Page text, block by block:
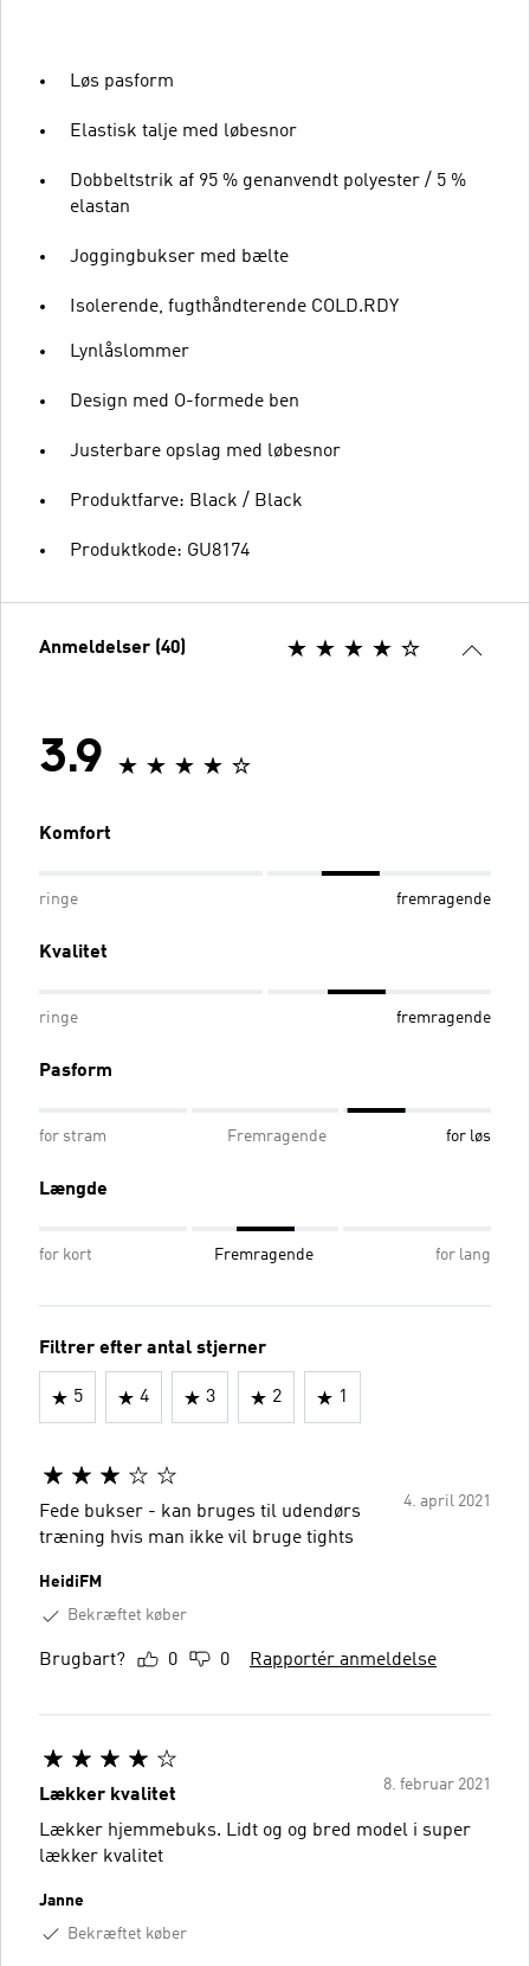
Løs pasform
Elastisk talje med løbesnor
Dobbeltstrik af 95 % genanvendt polyester / 5 %
elastan
Joggingbukser med bælte
Isolerende, fugthåndterende COLD.RDY
Lynlåslommer
Design med O-formede ben
Justerbare opslag med løbesnor
Produktfarve: Black / Black
Produktkode: GU8174
Anmeldelser (40)
3.9
Komfort
ringe fremragende
Kvalitet
ringe fremragende
Pasform
for stram Fremragende for løs
Længde
for kort Fremragende for lang
Filtrer efter antal stjerner
5 4 3 2 1
4. april 2021
Fede bukser - kan bruges til udendørs
træning hvis man ikke vil bruge tights
HeidiFM
Bekræftet køber
Brugbart? 0 0 Rapportér anmeldelse
8. februar 2021
Lækker kvalitet
Lækker hjemmebuks. Lidt og og bred model i super
lækker kvalitet
Janne
Bekræftet køber